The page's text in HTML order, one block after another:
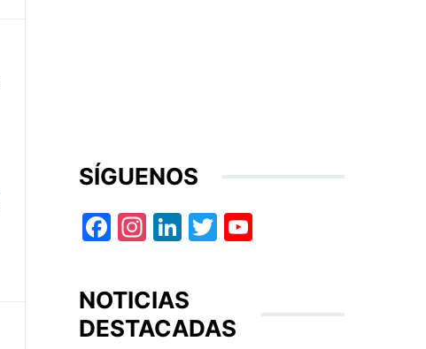
SÍGUENOS
Facebook
Instagram
LinkedIn
Twitter
NOTICIAS
DESTACADAS